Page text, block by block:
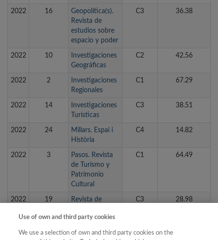
2022 16
Geopolítica(s).
Revista de
estudios sobre
espacio y poder
C3 36.38
2022 10
Investigaciones
Geográficas
C2 42.56
2022 2
Investigaciones
Regionales
C1 67.29
2022 14
Investigaciones
Turísticas
C3 38.51
2022 24
Millars. Espai i
Història
C4 14.82
2022 3
Pasos. Revista
de Turismo y
Patrimonio
Cultural
C1 64.49
2022 19
Revista de
Andaluces
C3 28.98
2022 12
Revista de
C2
Use of own and third party cookies
We use a selection of own and third party cookies on the